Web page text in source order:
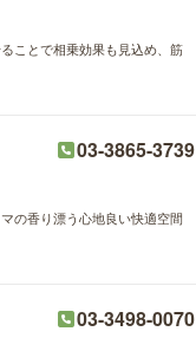
ことで相乗効果も見込め、筋
03-3865-3739
の香り漂う心地良い快適空間
03-3498-0070